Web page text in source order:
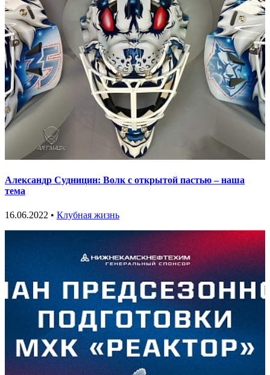
Александр Судницин: Волк с открытой пастью – наша
тема
16.06.2022 • Клубная жизнь